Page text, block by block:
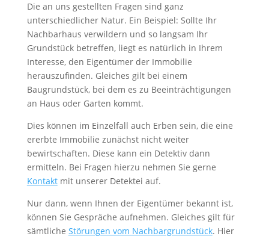
Die an uns gestellten Fragen sind ganz
unterschiedlicher Natur. Ein Beispiel: Sollte Ihr
Nachbarhaus verwildern und so langsam Ihr
Grundstück betreffen, liegt es natürlich in Ihrem
Interesse, den Eigentümer der Immobilie
herauszufinden. Gleiches gilt bei einem
Baugrundstück, bei dem es zu Beeinträchtigungen
an Haus oder Garten kommt.
Dies können im Einzelfall auch Erben sein, die eine
ererbte Immobilie zunächst nicht weiter
bewirtschaften. Diese kann ein Detektiv dann
ermitteln. Bei Fragen hierzu nehmen Sie gerne
Kontaktmit unserer Detektei auf.
Nur dann, wenn Ihnen der Eigentümer bekannt ist,
können Sie Gespräche aufnehmen. Gleiches gilt für
sämtliche Störungen vom Nachbargrundstück. Hier